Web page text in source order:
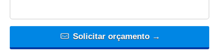
Solicitar orçamento →